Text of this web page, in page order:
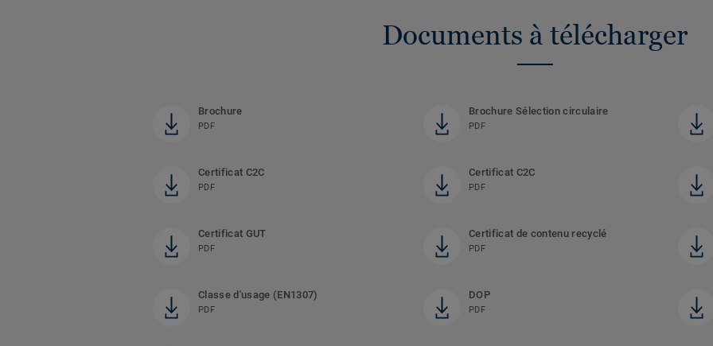
Documents à télécharger
Brochure
PDF
Brochure Sélection circulaire
PDF
Certificat C2C
PDF
Certificat C2C
PDF
Certificat GUT
PDF
Certificat de contenu recyclé
PDF
Classe d'usage (EN1307)
PDF
DOP
PDF